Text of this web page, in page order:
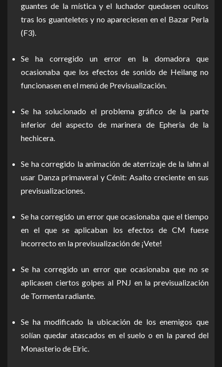
guantes de la mística y el luchador quedasen ocultos
tras los guanteletes y no apareciesen en el Bazar Perla
(F3).
Se ha corregido un error en la domadora que
ocasionaba que los efectos de sonido de Heilang no
funcionasen en el menú de Previsualización.
Se ha solucionado el problema gráfico de la parte
inferior del aspecto de marinera de Epheria de la
hechicera.
Se ha corregido la animación de aterrizaje de la lahn al
usar Danza primaveral y Cénit: Asalto creciente en sus
previsualizaciones.
Se ha corregido un error que ocasionaba que el tiempo
en el que se aplicaban los efectos de CM fuese
incorrecto en la previsualización de ¡Vete!
Se ha corregido un error que ocasionaba que no se
aplicasen ciertos golpes al PNJ en la previsualización
de Tormenta radiante.
Se ha modificado la ubicación de los enemigos que
solían quedar atascados en el suelo o en la pared del
Monasterio de Elric.